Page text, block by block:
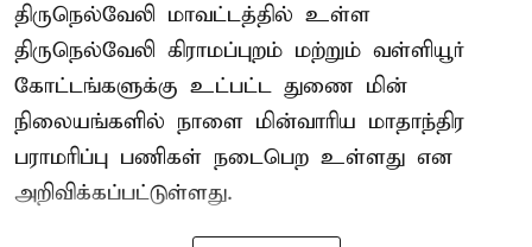
திருநெல்வேலி மாவட்டத்தில் உள்ள
திருநெல்வேலி கிராமப்புறம் மற்றும் வள்ளியூர்
கோட்டங்களுக்கு உட்பட்ட துணை மின்
நிலையங்களில் நாளை மின்வாரிய மாதாந்திர
பராமரிப்பு பணிகள் நடைபெற உள்ளது என
அறிவிக்கப்பட்டுள்ளது.